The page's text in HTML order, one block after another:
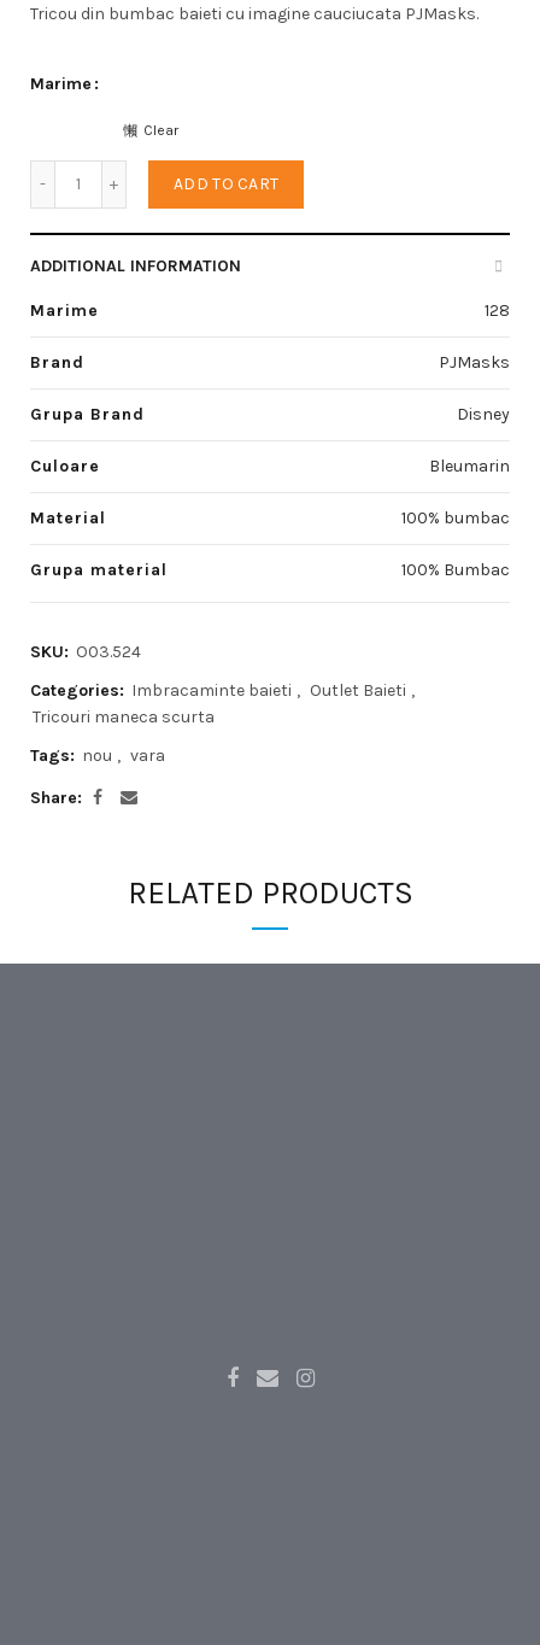
Tricou din bumbac baieti cu imagine cauciucata PJMasks.
Marime
Clear
ADD TO CART
ADDITIONAL INFORMATION
Marime 128
Brand PJMasks
Grupa Brand Disney
Culoare Bleumarin
Material 100% bumbac
Grupa material 100% Bumbac
SKU: O03.524
Categories: Imbracaminte baieti , Outlet Baieti ,
Tricouri maneca scurta
Tags: nou , vara
Share
RELATED PRODUCTS